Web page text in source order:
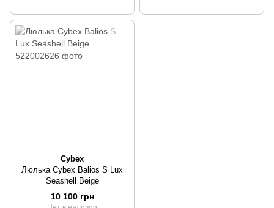
Cybex
Люлька Cybex Balios S Lux
Seashell Beige
10 100 грн